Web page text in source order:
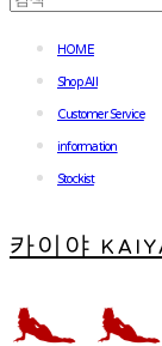
HOME
Shop All
Customer Service
information
Stockist
카이야